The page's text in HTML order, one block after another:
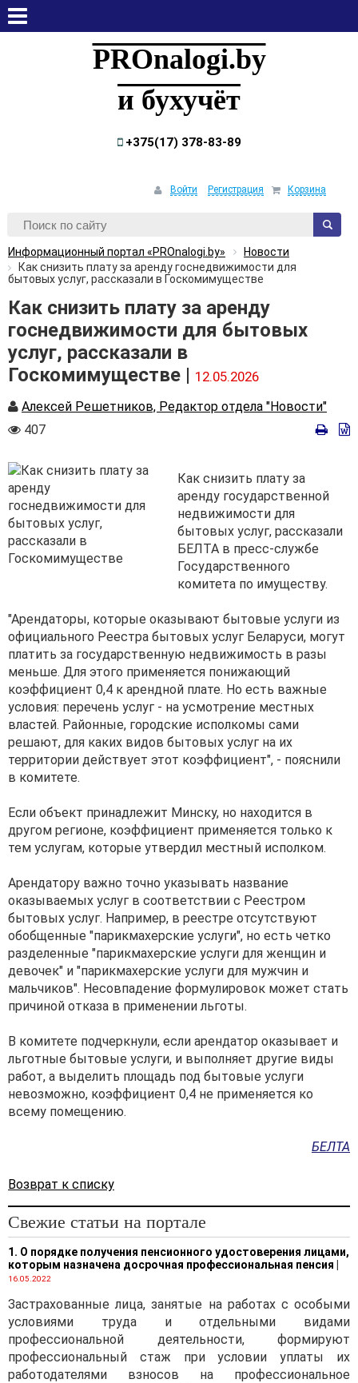
PROnalogi.by
и бухучёт
+375(17) 378-83-89
Войти Регистрация Корзина
Информационный портал «PROnalogi.by»
Новости
Как снизить плату за аренду госнедвижимости для
бытовых услуг, рассказали в Госкомимуществе
Как снизить плату за аренду
госнедвижимости для бытовых
услуг, рассказали в
Госкомимуществе | 12.05.2026
Автор
Алексей Решетников, Редактор отдела "Новости"
Количество
407
Как снизить плату за
аренду государственной
недвижимости для
бытовых услуг, рассказали
БЕЛТА в пресс-службе
Государственного
комитета по имуществу.
"Арендаторы, которые оказывают бытовые услуги из
официального Реестра бытовых услуг Беларуси, могут
платить за государственную недвижимость в разы
меньше. Для этого применяется понижающий
коэффициент 0,4 к арендной плате. Но есть важные
условия: перечень услуг - на усмотрение местных
властей. Районные, городские исполкомы сами
решают, для каких видов бытовых услуг на их
территории действует этот коэффициент", - пояснили
в комитете.
Если объект принадлежит Минску, но находится в
другом регионе, коэффициент применяется только к
тем услугам, которые утвердил местный исполком.
Арендатору важно точно указывать название
оказываемых услуг в соответствии с Реестром
бытовых услуг. Например, в реестре отсутствуют
обобщенные "парикмахерские услуги", но есть четко
разделенные "парикмахерские услуги для женщин и
девочек" и "парикмахерские услуги для мужчин и
мальчиков". Несовпадение формулировок может стать
причиной отказа в применении льготы.
В комитете подчеркнули, если арендатор оказывает и
льготные бытовые услуги, и выполняет другие виды
работ, а выделить площадь под бытовые услуги
невозможно, коэффициент 0,4 не применяется ко
всему помещению.
БЕЛТА
Возврат к списку
Свежие статьи на портале
1. О порядке получения пенсионного удостоверения лицами,
которым назначена досрочная профессиональная пенсия |
16.05.2022
Застрахованные лица, занятые на работах с особыми
условиями труда и отдельными видами
профессиональной деятельности, формируют
профессиональный стаж при условии уплаты их
работодателями взносов на профессиональное